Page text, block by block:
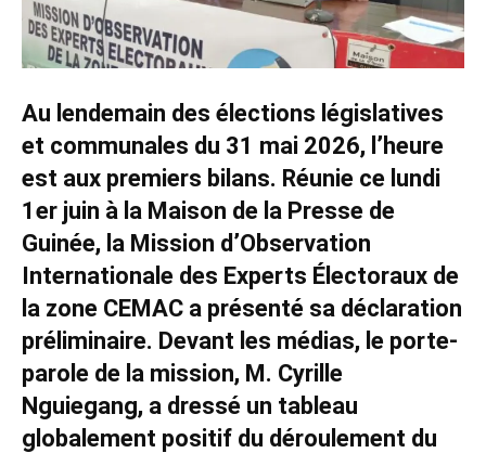
Au lendemain des élections législatives
et communales du 31 mai 2026, l’heure
est aux premiers bilans. Réunie ce lundi
1er juin à la Maison de la Presse de
Guinée, la Mission d’Observation
Internationale des Experts Électoraux de
la zone CEMAC a présenté sa déclaration
préliminaire. Devant les médias, le porte-
parole de la mission, M. Cyrille
Nguiegang, a dressé un tableau
globalement positif du déroulement du